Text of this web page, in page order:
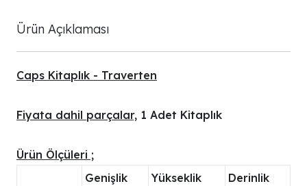
Ürün Açıklaması
Caps Kitaplık - Traverten
Fiyata dahil parçalar, 1 Adet Kitaplık
Ürün Ölçüleri ;
Genişlik
Yükseklik
Derinlik